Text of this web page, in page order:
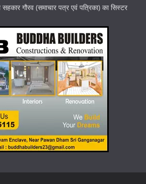
गौरव (समाचार पत्र एवं पत्रिका) का सिस्टर